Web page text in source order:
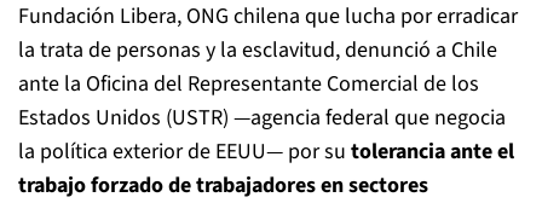
Fundación Libera, ONG chilena que lucha por erradicar
la trata de personas y la esclavitud, denunció a Chile
ante la Oficina del Representante Comercial de los
Estados Unidos (USTR) —agencia federal que negocia
la política exterior de EEUU— por su tolerancia ante el
trabajo forzado de trabajadores en sectores